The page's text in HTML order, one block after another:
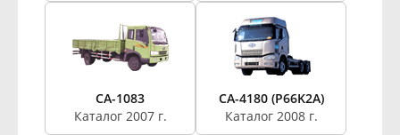
CA-1083
Каталог 2007 г.
CA-4180 (P66K2A)
Каталог 2008 г.